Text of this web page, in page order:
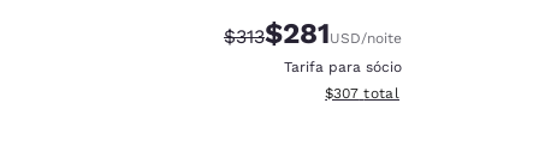
Tarifa anterior “tachada”:
$313Tarifa com desconto:
$281USD/noite
Tarifa para sócio
Exibir detalhes do total
$307 total